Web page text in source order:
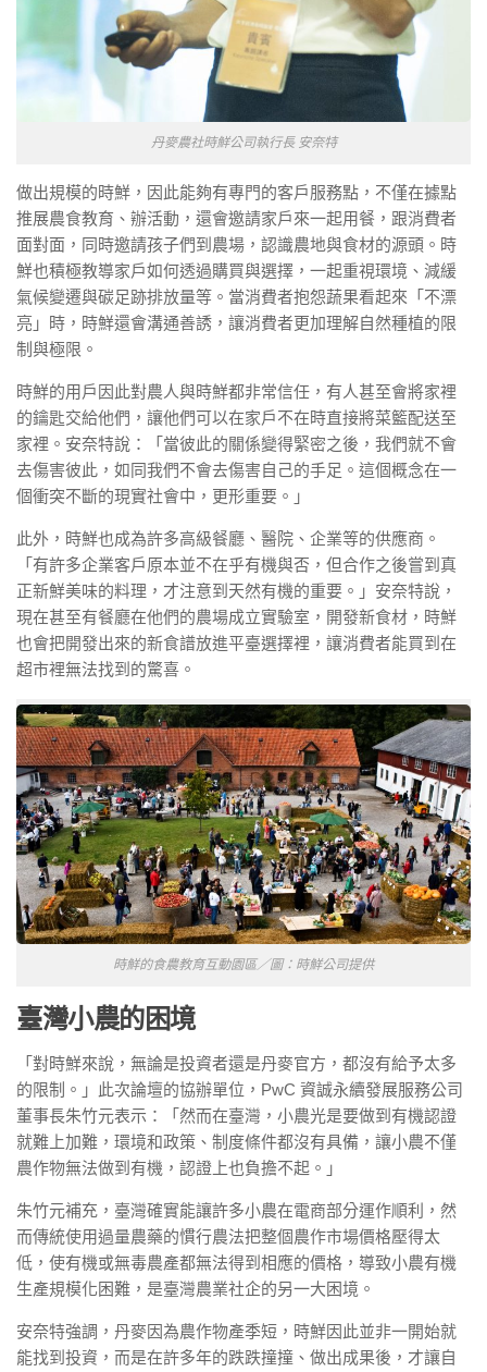
丹麥農社時鮮公司執行長 安奈特
做出規模的時鮮，因此能夠有專門的客戶服務點，不僅在據點
推展農食教育、辦活動，還會邀請家戶來一起用餐，跟消費者
面對面，同時邀請孩子們到農場，認識農地與食材的源頭。時
鮮也積極教導家戶如何透過購買與選擇，一起重視環境、減緩
氣候變遷與碳足跡排放量等。當消費者抱怨蔬果看起來「不漂
亮」時，時鮮還會溝通善誘，讓消費者更加理解自然種植的限
制與極限。
時鮮的用戶因此對農人與時鮮都非常信任，有人甚至會將家裡
的鑰匙交給他們，讓他們可以在家戶不在時直接將菜籃配送至
家裡。安奈特說：「當彼此的關係變得緊密之後，我們就不會
去傷害彼此，如同我們不會去傷害自己的手足。這個概念在一
個衝突不斷的現實社會中，更形重要。」
此外，時鮮也成為許多高級餐廳、醫院、企業等的供應商。
「有許多企業客戶原本並不在乎有機與否，但合作之後嘗到真
正新鮮美味的料理，才注意到天然有機的重要。」安奈特說，
現在甚至有餐廳在他們的農場成立實驗室，開發新食材，時鮮
也會把開發出來的新食譜放進平臺選擇裡，讓消費者能買到在
超市裡無法找到的驚喜。
時鮮的食農教育互動園區／圖：時鮮公司提供
臺灣小農的困境
「對時鮮來說，無論是投資者還是丹麥官方，都沒有給予太多
的限制。」此次論壇的協辦單位，PwC 資誠永續發展服務公司
董事長朱竹元表示：「然而在臺灣，小農光是要做到有機認證
就難上加難，環境和政策、制度條件都沒有具備，讓小農不僅
農作物無法做到有機，認證上也負擔不起。」
朱竹元補充，臺灣確實能讓許多小農在電商部分運作順利，然
而傳統使用過量農藥的慣行農法把整個農作市場價格壓得太
低，使有機或無毒農產都無法得到相應的價格，導致小農有機
生產規模化困難，是臺灣農業社企的另一大困境。
安奈特強調，丹麥因為農作物產季短，時鮮因此並非一開始就
能找到投資，而是在許多年的跌跌撞撞、做出成果後，才讓自